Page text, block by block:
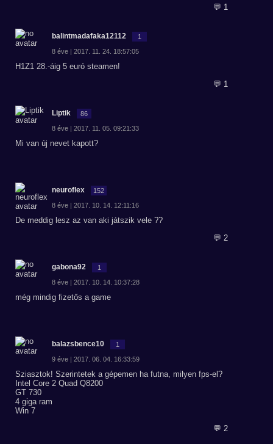
💬 1
balintmadafaka12112 1
8 éve | 2017. 11. 24. 18:57:05
H1Z1 28.-áig 5 euró steamen!
💬 1
Liptik 86
8 éve | 2017. 11. 05. 09:21:33
Mi van új nevet kapott?
neuroflex 152
8 éve | 2017. 10. 14. 12:11:16
De meddig lesz az van aki játszik vele ??
💬 2
gabona92 1
8 éve | 2017. 10. 14. 10:37:28
még mindig fizetős a game
balazsbence10 1
9 éve | 2017. 06. 04. 16:33:59
Sziasztok! Szerintetek a gépemen ha futna, milyen fps-el?
Intel Core 2 Quad Q8200
GT 730
4 giga ram
Win 7
💬 2